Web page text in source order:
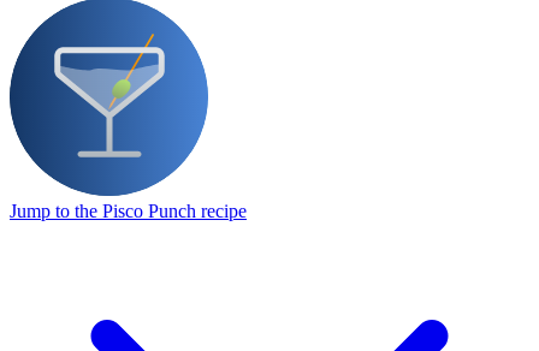
Jump to the Pisco Punch recipe